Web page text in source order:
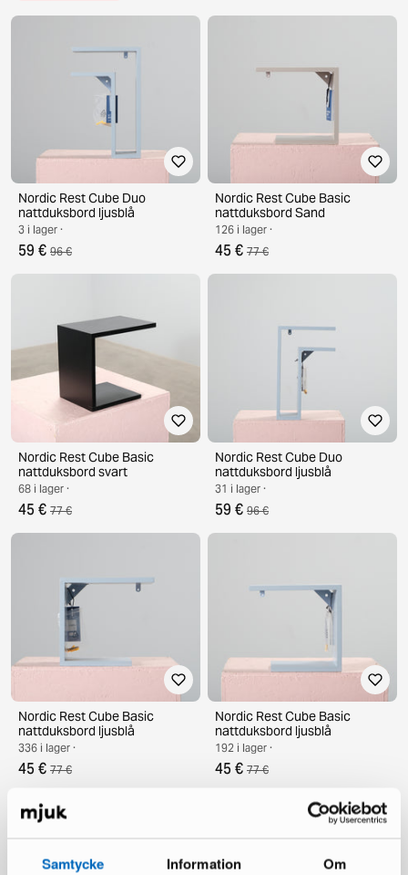
Samtycke Information Om
Nordic Rest Cube Duo
nattduksbord ljusblå
3 i lager ·
59 € 96 €
Nordic Rest Cube Basic
nattduksbord Sand
126 i lager ·
45 € 77 €
Nordic Rest Cube Basic
nattduksbord svart
68 i lager ·
45 € 77 €
Nordic Rest Cube Duo
nattduksbord ljusblå
31 i lager ·
59 € 96 €
Nordic Rest Cube Basic
nattduksbord ljusblå
336 i lager ·
45 € 77 €
Nordic Rest Cube Basic
nattduksbord ljusblå
192 i lager ·
45 € 77 €